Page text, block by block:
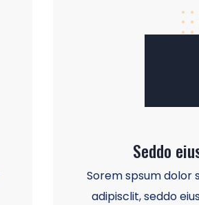
Seddo
Sorem spsum dolor
adipisclit, seddo